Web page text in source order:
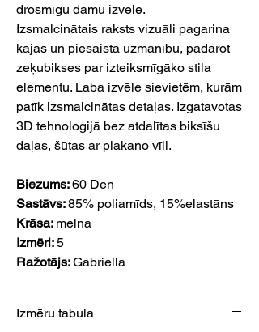
drosmīgu dāmu izvēle.
Izsmalcinātais raksts vizuāli pagarina
kājas un piesaista uzmanību, padarot
zeķubikses par izteiksmīgāko stila
elementu. Laba izvēle sievietēm, kurām
patīk izsmalcinātas detaļas. Izgatavotas
3D tehnoloģijā bez atdalītas biksīšu
daļas, šūtas ar plakano vīli.
Biezums:60 Den
Sastāvs:85% poliamīds, 15%elastāns
Krāsa: melna
Izmēri:5
Ražotājs:Gabriella
Izmēru tabula